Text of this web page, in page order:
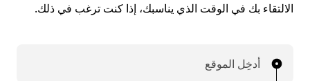
الالتقاء بك في الوقت الذي يناسبك، إذا كنت ترغب في ذلك.
أدخِل الموقع